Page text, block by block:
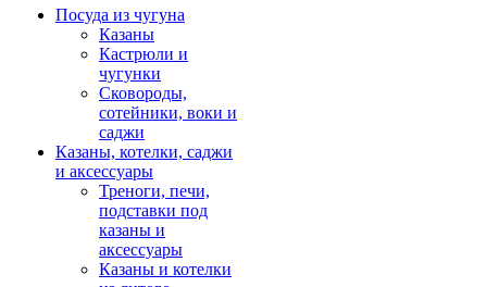
Посуда из чугуна
Казаны
Кастрюли и
чугунки
Сковороды,
сотейники, воки и
саджи
Казаны, котелки, саджи
и аксессуары
Треноги, печи,
подставки под
казаны и
аксессуары
Казаны и котелки